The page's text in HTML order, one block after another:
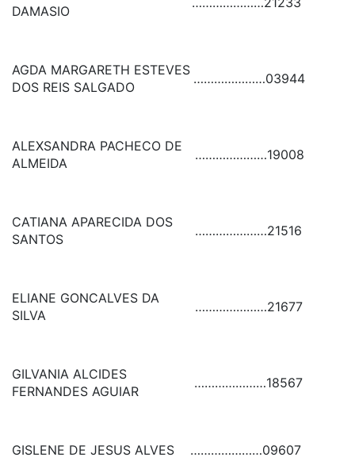
DAMASIO
AGDA MARGARETH ESTEVES
DOS REIS SALGADO
…………………03944
ALEXSANDRA PACHECO DE
ALMEIDA
…………………19008
CATIANA APARECIDA DOS
SANTOS
…………………21516
ELIANE GONCALVES DA
SILVA
…………………21677
GILVANIA ALCIDES
FERNANDES AGUIAR
…………………18567
GISLENE DE JESUS ALVES …………………09607